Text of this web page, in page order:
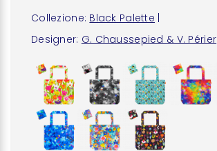
Collezione: Black Palette
Designer: G. Chaussepied & V. Périer